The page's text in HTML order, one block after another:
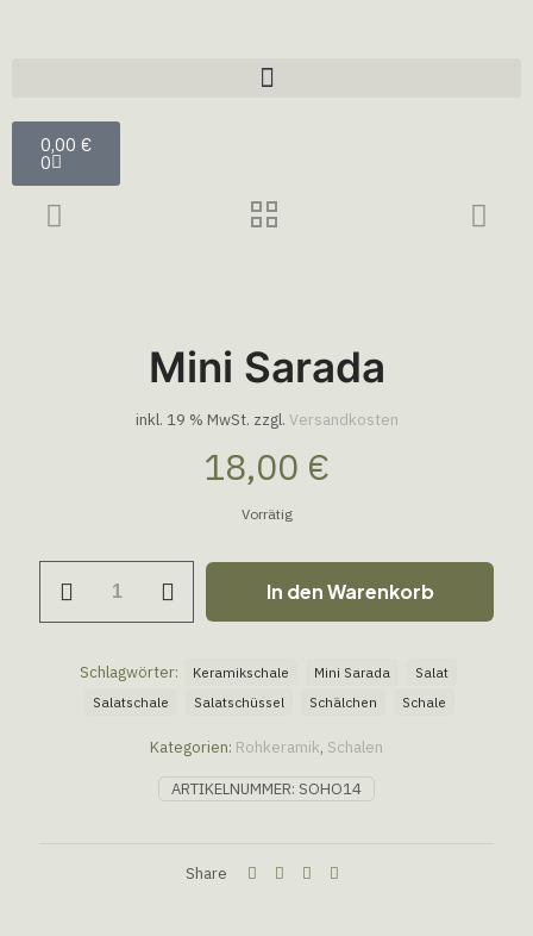
0,00 €
0
Mini Sarada
inkl. 19 % MwSt. zzgl. Versandkosten
18,00 €
Vorrätig
In den Warenkorb
ARTIKELNUMMER: SOHO14
Kategorien: Rohkeramik, Schalen
Schlagwörter: Keramikschale Mini Sarada
Salat
Salatschale
Salatschüssel Schälchen Schale
Share